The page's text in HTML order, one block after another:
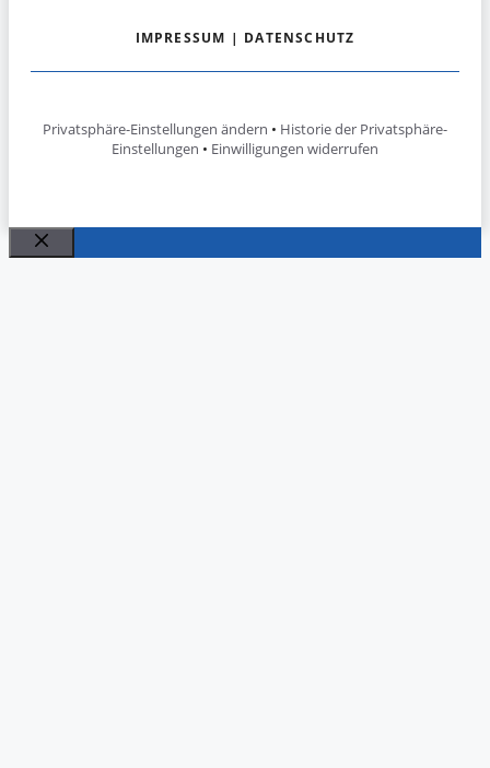
IMPRESSUM | DATENSCHUTZ
Privatsphäre-Einstellungen ändern • Historie der Privatsphäre-
Einstellungen • Einwilligungen widerrufen
Schließen